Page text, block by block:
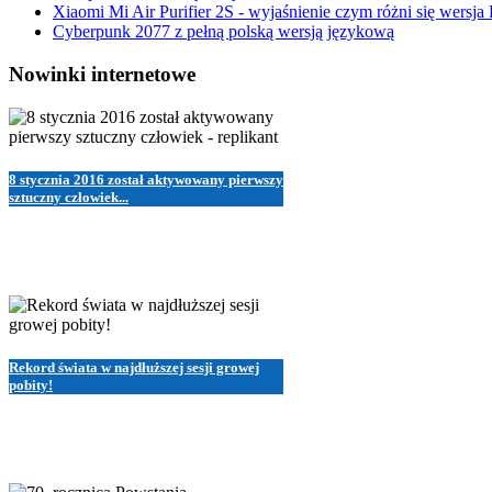
Xiaomi Mi Air Purifier 2S - wyjaśnienie czym różni się wersja
Cyberpunk 2077 z pełną polską wersją językową
Nowinki internetowe
8 stycznia 2016 został aktywowany pierwszy
sztuczny człowiek...
Rekord świata w najdłuższej sesji growej
pobity!